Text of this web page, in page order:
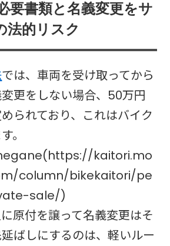
要書類と名義変更をサ
法的リスク
では、車両を受け取ってから
更をしない場合、50万円
られており、これはバイク
。
kaitori.mo
column/bikekaitori/pe
sale/)
原付を譲って名義変更はそ
ばしにするのは、軽いルー